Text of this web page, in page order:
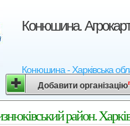
Конюшина.
Конюшина - Харківська
Добавити організацію
район.